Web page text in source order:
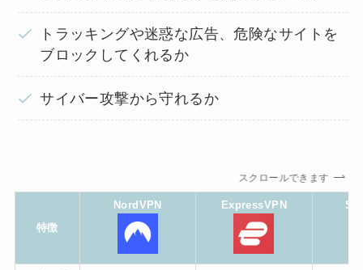
トラッキングや迷惑な広告、危険なサイトを
ブロックしてくれるか
サイバー攻撃から守れるか
スクロールできます
特徴
NordVPN ExpressVPN